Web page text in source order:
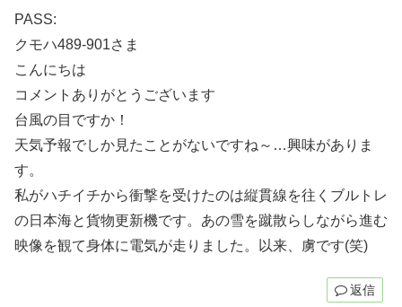
PASS:
クモハ489-901さま
こんにちは
コメントありがとうございます
台風の目ですか！
天気予報でしか見たことがないですね～…興味がありま
す。
私がハチイチから衝撃を受けたのは縦貫線を往くブルトレ
の日本海と貨物更新機です。あの雪を蹴散らしながら進む
映像を観て身体に電気が走りました。以来、虜です(笑)
返信